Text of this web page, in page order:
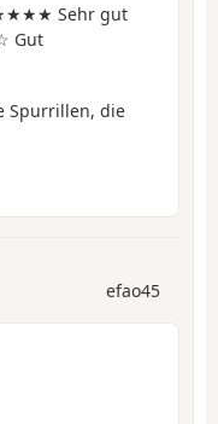
Sehr gut
Gut
Spurrillen, die
efao45